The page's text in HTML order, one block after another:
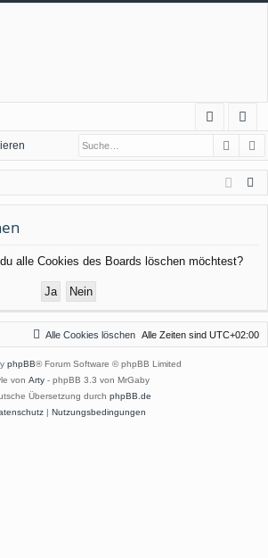
m
el
n
ist
rie
n
alle Cookies des Boards löschen möchtest?
Alle Zeiten sind UTC+02:00
Alle Cookies löschen
phpBB® Forum Software © phpBB Limited
von Arty - phpBB 3.3 von MrGaby
Übersetzung durch phpBB.de
| Nutzungsbedingungen